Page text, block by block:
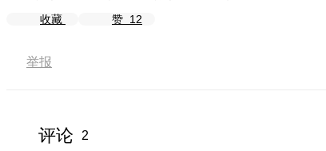
收藏 赞 12
举报
评论 2